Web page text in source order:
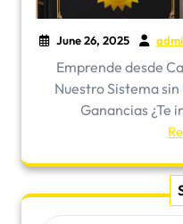
June 26, 2025
Emprende desde
Nuestro Sistema
Ganancias ¿Te